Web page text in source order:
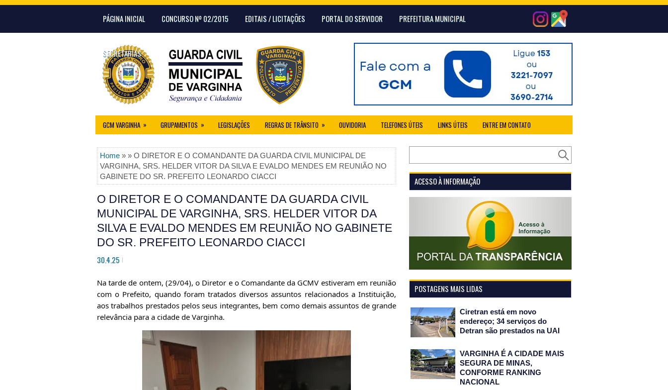
PÁGINA INICIAL CONCURSO Nº 02/2015 EDITAIS / LICITAÇÕES PORTAL DO SERVIDOR PREFEITURA MUNICIPAL
SECRETARIAS
GCM VARGINHA » GRUPAMENTOS » LEGISLAÇÕES REGRAS DE TRÂNSITO » OUVIDORIA TELEFONES ÚTEIS LINKS ÚTEIS ENTRE EM CONTATO
Home » » O DIRETOR E O COMANDANTE DA GUARDA CIVIL MUNICIPAL DE
VARGINHA, SRS. HELDER VITOR DA SILVA E EVALDO MENDES EM REUNIÃO NO
GABINETE DO SR. PREFEITO LEONARDO CIACCI
O DIRETOR E O COMANDANTE DA GUARDA CIVIL
MUNICIPAL DE VARGINHA, SRS. HELDER VITOR DA
SILVA E EVALDO MENDES EM REUNIÃO NO GABINETE
DO SR. PREFEITO LEONARDO CIACCI
30.4.25
Na tarde de ontem, (29/04), o Diretor e o Comandante da GCMV estiveram em reunião
com o Prefeito, quando foram tratados diversos assuntos relacionados a Instituição,
aos trabalhos prestados pelos seus integrantes, bem como demais assuntos de grande
relevância para a cidade de Varginha.
ACESSO À INFORMAÇÃO
POSTAGENS MAIS LIDAS
Ciretran está em novo
endereço; 34 serviços do
Detran são prestados na UAI
VARGINHA É A CIDADE MAIS
SEGURA DE MINAS,
CONFORME RANKING
NACIONAL